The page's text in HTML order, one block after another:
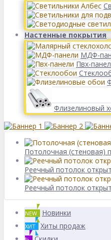
Настенные покрытия
МДФ-
Пвх-
Флизелиновый
Потолочная (стеновая)
Реечный потолок
Реечный потолок
NEW Новинки
ХИТ Хиты продаж